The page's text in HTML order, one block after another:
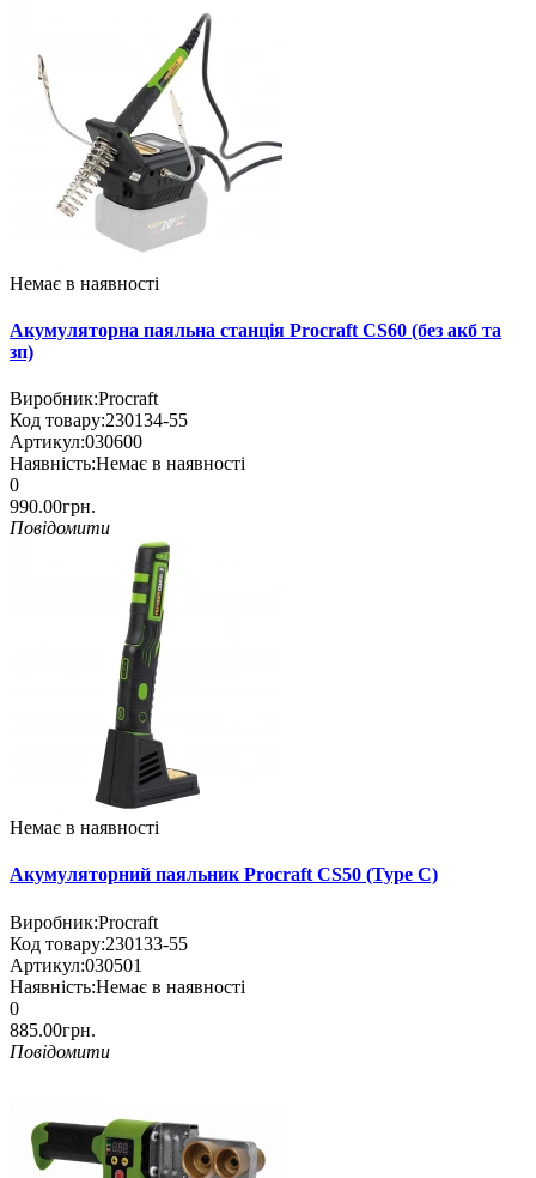
Немає в наявності
Акумуляторна паяльна станція Procraft CS60 (без акб та
зп)
Виробник:Procraft
Код товару:230134-55
Артикул:030600
Наявність:Немає в наявності
0
990.00грн.
Повідомити
Немає в наявності
Акумуляторний паяльник Procraft CS50 (Type C)
Виробник:Procraft
Код товару:230133-55
Артикул:030501
Наявність:Немає в наявності
0
885.00грн.
Повідомити